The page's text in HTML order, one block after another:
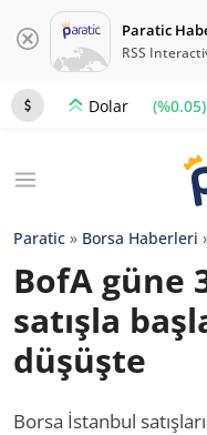
Paratic
RSS
Dolar (%0.05)
Paratic » Borsa Haberleri
BofA güne
satışla
düşüşte
Borsa İstanbul